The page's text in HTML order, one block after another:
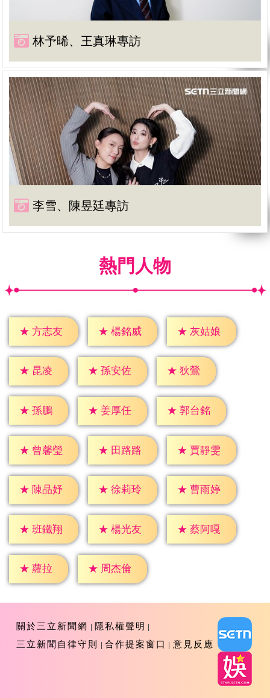
林予晞、王真琳專訪
李雪、陳昱廷專訪
熱門人物
★ 方志友 ★ 楊銘威 ★ 灰姑娘
★ 昆凌 ★ 孫安佐 ★ 狄鶯
★ 孫鵬 ★ 姜厚任 ★ 郭台銘
★ 曾馨瑩 ★ 田路路 ★ 賈靜雯
★ 陳品妤 ★ 徐莉玲 ★ 曹雨婷
★ 班鐵翔 ★ 楊光友 ★ 蔡阿嘎
★ 蘿拉 ★ 周杰倫
關於三立新聞網
隱私權聲明
三立新聞自律守則
合作提案窗口 意見反應